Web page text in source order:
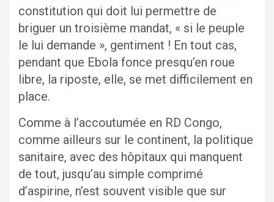
constitution qui doit lui permettre de
briguer un troisième mandat, « si le peuple
le lui demande », gentiment ! En tout cas,
pendant que Ebola fonce presqu’en roue
libre, la riposte, elle, se met difficilement en
place.
Comme à l’accoutumée en RD Congo,
comme ailleurs sur le continent, la politique
sanitaire, avec des hôpitaux qui manquent
de tout, jusqu’au simple comprimé
d’aspirine, n’est souvent visible que sur